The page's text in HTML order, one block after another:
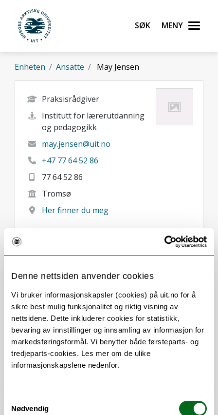
Denne nettsiden anvender cookies
Vi bruker informasjonskapsler (cookies) på uit.no for å
sikre best mulig funksjonalitet og riktig visning av
nettsidene. Dette inkluderer cookies for statistikk,
bevaring av innstillinger og innsamling av informasjon for
markedsføringsformål. Vi benytter både førsteparts- og
tredjeparts-cookies. Les mer om de ulike
informasjonskapslene nedenfor.
Nødvendig
Gå til hovedinnhold
UiT Norges arktiske universitet
Søk Meny
Enheten Ansatte May Jensen
Praksisrådgiver
Institutt for lærerutdanning
og pedagogikk
may.jensen@uit.no
+47 77 64 52 86
77 64 52 86
Tromsø
Her finner du meg
Om
Forskning og undervisning
Her finner du meg
Stillingsbeskrivelse